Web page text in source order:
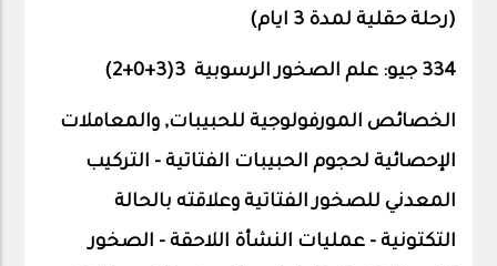
(رحلة حقلية لمدة 3 ايام)
334 جيو: علم الصخور الرسوبية 3(3+0+ 2
)
الخصائص المورفولوجية للحبيبات, والمعاملات
الإحصائية لحجوم الحبيبات الفتاتية - التركيب
المعدني للصخور الفتاتية وعلاقته بالحالة
التكتونية – عمليات النشأة اللاحقة - الصخور